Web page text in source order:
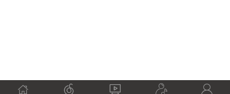
    